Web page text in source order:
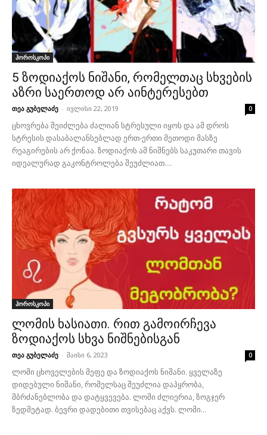
ჰოროსკოპი
5 ზოდიაქოს ნიშანი, რომელთაც სხვების
აზრი საერთოდ არ აინტერესებთ
თეა გუბელაძე - ივლისი 22, 2019 0
ცხოვრება შეიძლება ძალიან სტრესული იყოს და ამ დროს
სტრესის დასაბალანსებლად ერთ-ერთი მეთოდი მასზე
რეაგირების არ ქონაა. ზოდიაქოს ამ ნიშნებს საკუთარი თავის
იდეალურად გაკონტროლება შეუძლიათ....
ჰოროსკოპი
ლომის ხასიათი. რით გამოირჩევა
ზოდიაქოს სხვა ნიშნებისგან
თეა გუბელაძე - მაისი 6, 2023 0
ლომი ცხოველების მეფე და ზოდიაქოს ნიშანი. ყველაზე
დიდებული ნიშანი, რომელსაც შეუძლია დაპყრობა,
მბრძანებლობა და დატყვევება. ლომი ძლიერია, ზოგჯერ
ზედმეტად. ბევრი დადებითი თვისებაც აქვს. ლომი...